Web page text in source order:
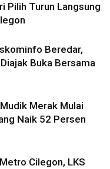
Pilih Turun Langsung
Beredar,
Buka Bersama
Merak Mulai
Naik 52 Persen
Cilegon, LKS